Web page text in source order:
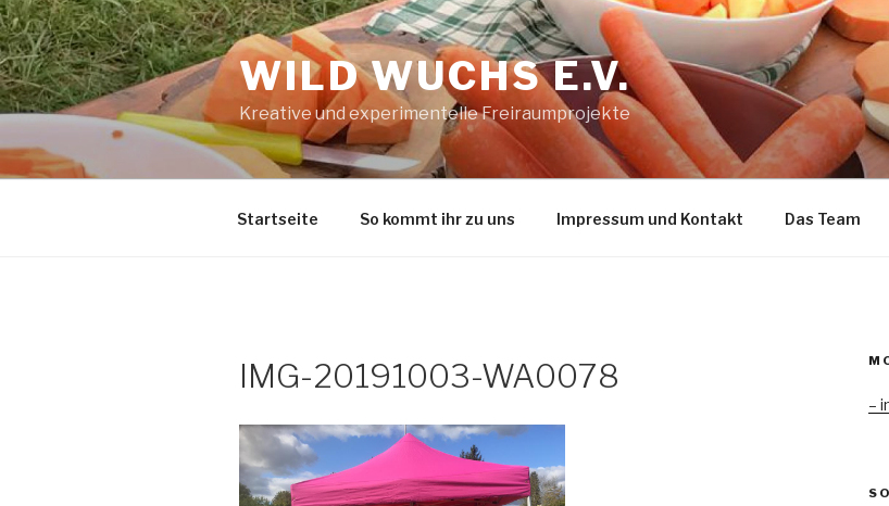
Zum
Inhalt
springen
WILD WUCHS E.V.
Kreative und experimentelle Freiraumprojekte
Startseite So kommt ihr zu uns Impressum und Kontakt Das Team
IMG-20191003-WA0078
–